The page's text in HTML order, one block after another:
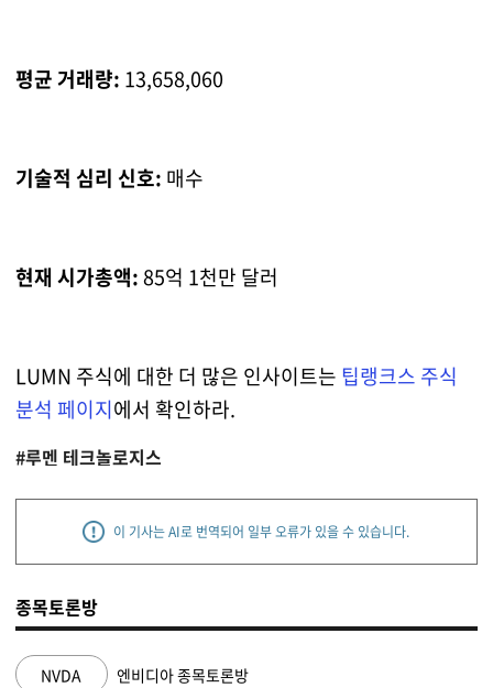
평균 거래량: 13,658,060
기술적 심리 신호: 매수
현재 시가총액:85억 1천만 달러
LUMN 주식에 대한 더 많은 인사이트는 팁랭크스 주식
분석 페이지에서 확인하라.
#루멘 테크놀로지스
이 기사는 AI로 번역되어 일부 오류가 있을 수 있습니다.
종목토론방
NVDA 엔비디아 종목토론방